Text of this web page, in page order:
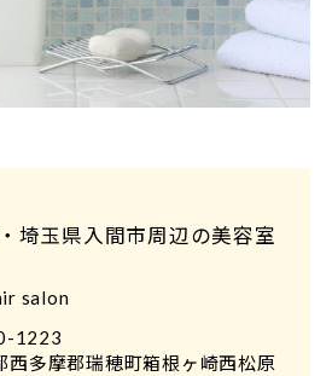
埼玉県入間市周辺の美容室
salon
1223
西多摩郡瑞穂町箱根ヶ崎西松原